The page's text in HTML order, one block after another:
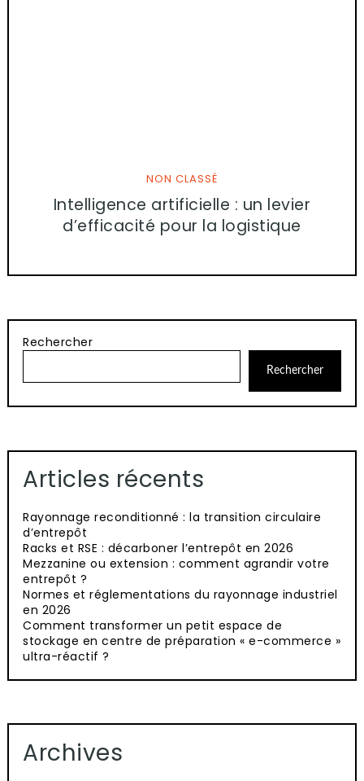
NON CLASSÉ
Intelligence artificielle : un levier
d’efficacité pour la logistique
Rechercher
Rechercher
Articles récents
Rayonnage reconditionné : la transition circulaire
d’entrepôt
Racks et RSE : décarboner l’entrepôt en 2026
Mezzanine ou extension : comment agrandir votre
entrepôt ?
Normes et réglementations du rayonnage industriel
en 2026
Comment transformer un petit espace de
stockage en centre de préparation « e-commerce »
ultra-réactif ?
Archives